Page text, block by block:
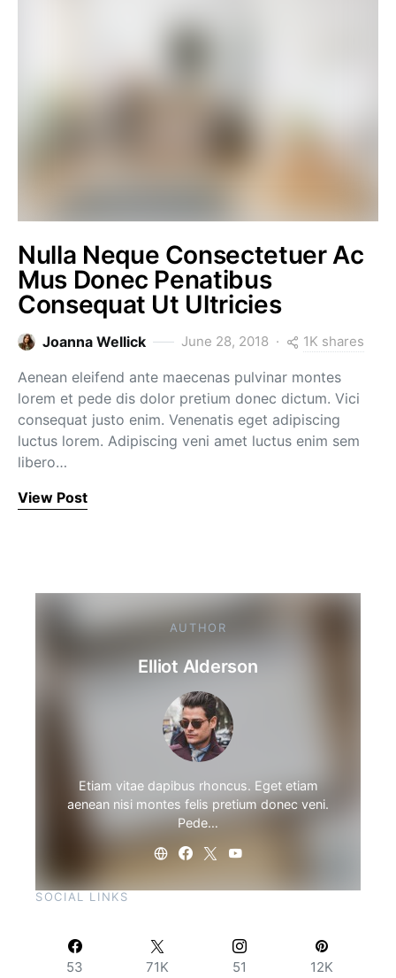
Nulla Neque Consectetuer Ac
Mus Donec Penatibus
Consequat Ut Ultricies
Joanna Wellick June 28, 2018 1K shares
Aenean eleifend ante maecenas pulvinar montes
lorem et pede dis dolor pretium donec dictum. Vici
consequat justo enim. Venenatis eget adipiscing
luctus lorem. Adipiscing veni amet luctus enim sem
libero…
View Post
AUTHOR
Elliot Alderson
Etiam vitae dapibus rhoncus. Eget etiam
aenean nisi montes felis pretium donec veni.
Pede…
SOCIAL LINKS
53 71K 51 12K